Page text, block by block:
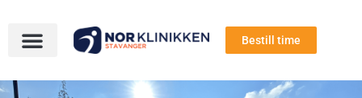
Bestill time